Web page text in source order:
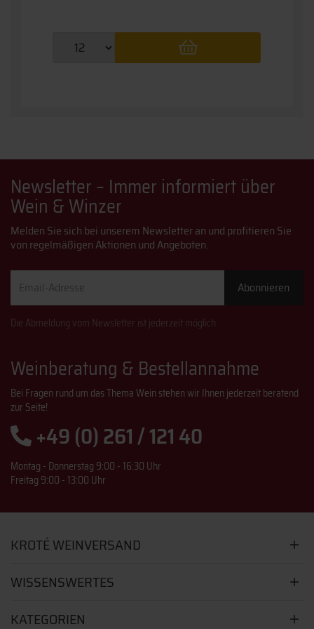
Newsletter – Immer informiert über
Wein & Winzer
Melden Sie sich bei unserem Newsletter an und profitieren Sie
von regelmäßigen Aktionen und Angeboten.
Adresse
Abonnieren
Die Abmeldung vom Newsletter ist jederzeit möglich.
Weinberatung & Bestellannahme
Bei Fragen rund um das Thema Wein stehen wir Ihnen jederzeit beratend
zur Seite!
+49 (0) 261 / 121 40
Montag - Donnerstag 9:00 - 16:30 Uhr
Freitag 9:00 - 13:00 Uhr
KROTÉ WEINVERSAND
WISSENSWERTES
KATEGORIEN